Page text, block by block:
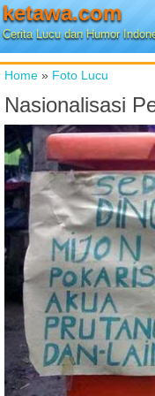
ketawa.com
Cerita Lucu dan Humor
Home » Foto Lucu
Nasionalisasi